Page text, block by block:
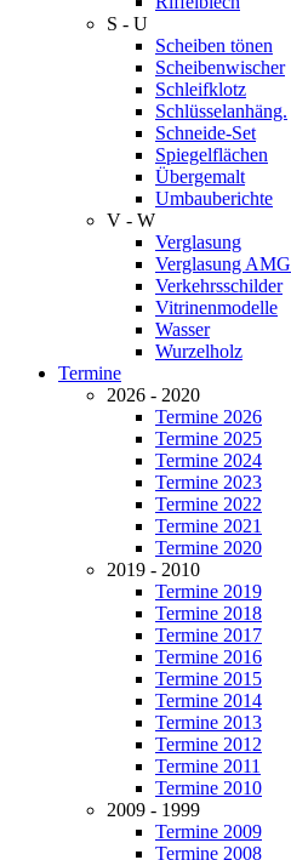
S - U
Scheiben tönen
Scheibenwischer
Schleifklotz
Schlüsselanhäng.
Schneide-Set
Spiegelflächen
Übergemalt
Umbauberichte
V - W
Verglasung
Verglasung AMG
Verkehrsschilder
Vitrinenmodelle
Wasser
Wurzelholz
Termine
2026 - 2020
Termine 2026
Termine 2025
Termine 2024
Termine 2023
Termine 2022
Termine 2021
Termine 2020
2019 - 2010
Termine 2019
Termine 2018
Termine 2017
Termine 2016
Termine 2015
Termine 2014
Termine 2013
Termine 2012
Termine 2011
Termine 2010
2009 - 1999
Termine 2009
Termine 2008